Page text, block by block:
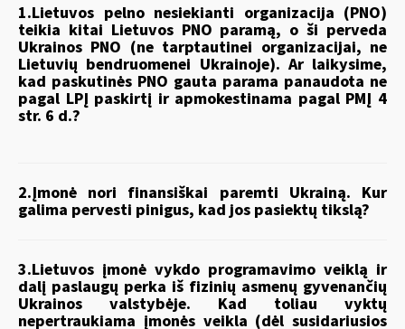
1.Lietuvos pelno nesiekianti organizacija (PNO)
teikia kitai Lietuvos PNO paramą, o ši perveda
Ukrainos PNO (ne tarptautinei organizacijai, ne
Lietuvių bendruomenei Ukrainoje). Ar laikysime,
kad paskutinės PNO gauta parama panaudota ne
pagal LPĮ paskirtį ir apmokestinama pagal PMĮ 4
str. 6 d.?
2.Įmonė nori finansiškai paremti Ukrainą. Kur
galima pervesti pinigus, kad jos pasiektų tikslą?
3.Lietuvos įmonė vykdo programavimo veiklą ir
dalį paslaugų perka iš fizinių asmenų gyvenančių
Ukrainos valstybėje. Kad toliau vyktų
nepertraukiama įmonės veikla (dėl susidariusios